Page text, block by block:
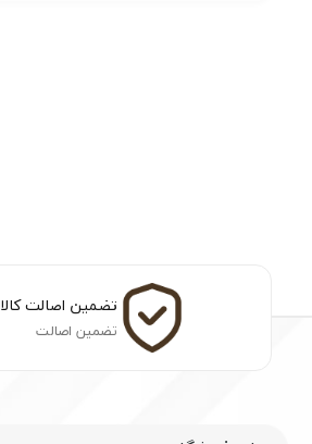
تضمین اصالت کالا
تضمین اصالت